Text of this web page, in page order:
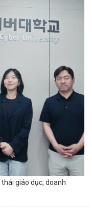
thái giáo dục, doanh